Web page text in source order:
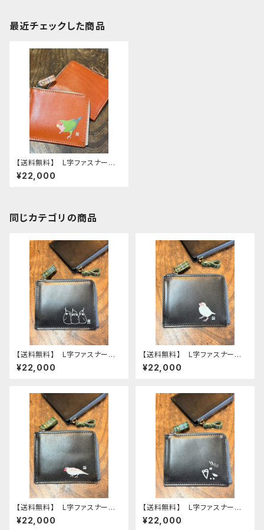
最近チェックした商品
【送料無料】 L字ファスナー財
布 レッドブラウン コザクライ
ンコ ノーマル RedBrown
¥22,000
同じカテゴリの商品
【送料無料】 L字ファスナー財
布 ブラック オカメ３兄弟 オ
カメインコ 財布 Black
¥22,000
【送料無料】 L字ファスナー財
布 ブラック クリーム文鳥
文鳥 ブンチョウ ぶんちょう
¥22,000
【送料無料】 L字ファスナー財
布 ブラック シナモン文鳥
文鳥 ブンチョウ ぶんちょう
¥22,000
【送料無料】 L字ファスナー財
布 ブラック モノトーン セキ
セイインコ 財布 Black
¥22,000